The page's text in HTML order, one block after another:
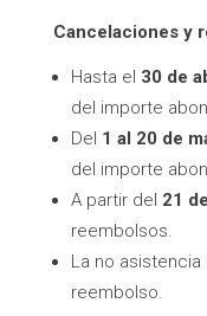
Cancelaciones y
Hasta el 30 de
del importe
Del 1 al 20 de
del importe
A partir del 21
reembolsos.
La no
reembolso.